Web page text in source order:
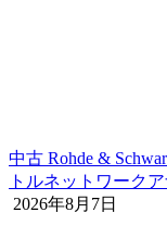
中古 Rohde &
トルネットワーク
2026年8月7日